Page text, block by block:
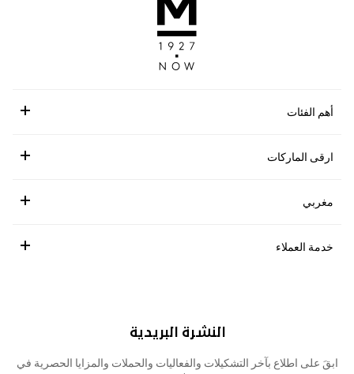
أهم الفئات
ارقى الماركات
مغربي
خدمة العملاء
النشرة البريدية
ابقَ على اطلاع بآخر التشكيلات والفعاليات والحملات والمزايا الحصرية في